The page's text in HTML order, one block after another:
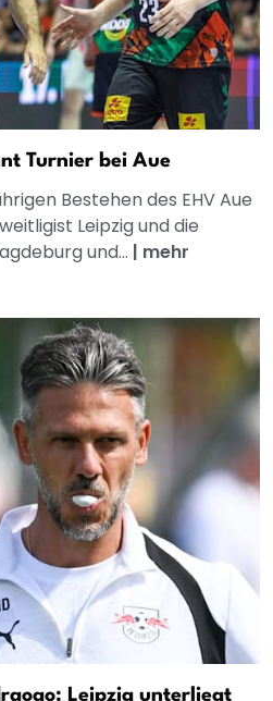
Turnier bei Aue
Bestehen des EHV Aue
Leipzig und die
und... | mehr
Leipzig unterliegt